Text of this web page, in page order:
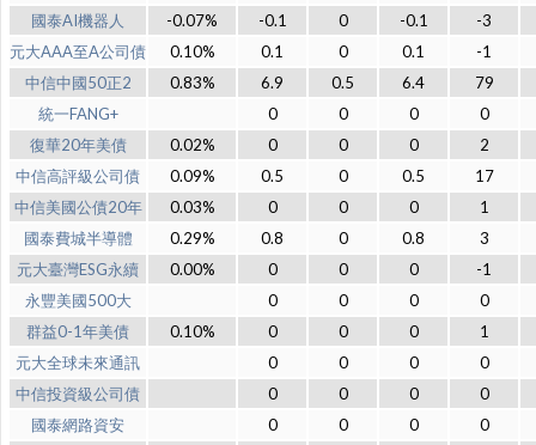
國泰AI機器人
-0.07% -0.1 0 -0.1
-3
元大AAA至A公司債
0.10% 0.1 0 0.1
-1
中信中國50正2
0.83% 6.9 0.5 6.4
79
統一FANG+
0 0 0
0
復華20年美債
0.02% 0 0 0
2
中信高評級公司債
0.09% 0.5 0 0.5
17
中信美國公債20年
0.03% 0 0 0
1
國泰費城半導體
0.29% 0.8 0 0.8
3
元大臺灣ESG永續
0.00% 0 0 0
-1
永豐美國500大
0 0 0
0
群益0-1年美債
0.10% 0 0 0
1
元大全球未來通訊
0 0 0
0
中信投資級公司債
0 0 0
0
國泰網路資安
0 0 0
0